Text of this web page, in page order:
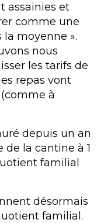
assainies et
comme une
moyenne ».
nous
les tarifs de
repas vont
à
depuis un an
la cantine à 1
familial
désormais
familial.